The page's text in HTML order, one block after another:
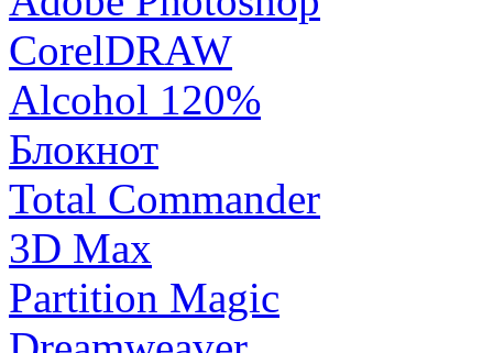
CorelDRAW
Alcohol 120%
Блокнот
Total Commander
3D Max
Partition Magic